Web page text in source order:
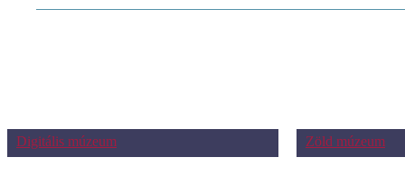
Digitális múzeum Zöld múzeum